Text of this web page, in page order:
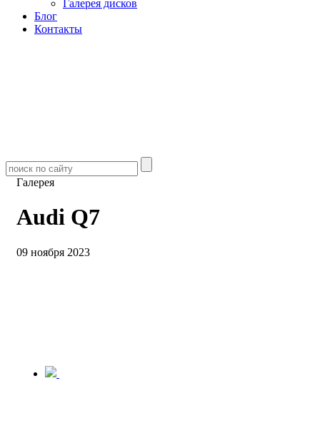
Галерея дисков
Блог
Контакты
Галерея
Audi Q7
09 ноября 2023